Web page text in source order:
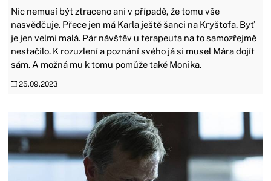
Nic nemusí být ztraceno ani v případě, že tomu vše
nasvědčuje. Přece jen má Karla ještě šanci na Kryštofa. Byť
je jen velmi malá. Pár návštěv u terapeuta na to samozřejmě
nestačilo. K rozuzlení a poznání svého já si musel Mára dojít
sám. A možná mu k tomu pomůže také Monika.
25.09.2023